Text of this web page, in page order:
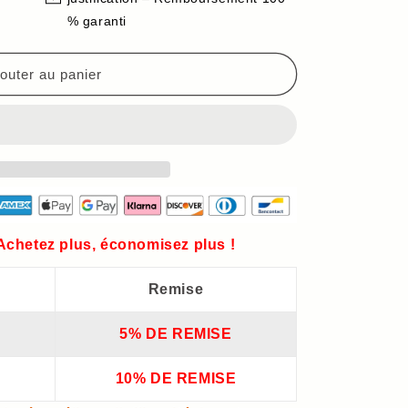
% garanti
au panier
plus, économisez plus !
Remise
5% DE REMISE
10% DE REMISE